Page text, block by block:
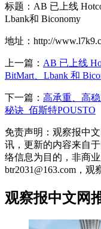
标题：AB 已上线
Lbank和 Biconomy
地址：http://
上一篇： AB 已上线
BitMart、Lbank 和
下一篇： 高承重、高
秘诀_佰斯特POUSTO
免责声明：观察报中
讯，更新的内容来自
络信息为目的，非商
btr2031@163.com，
观察报中文网